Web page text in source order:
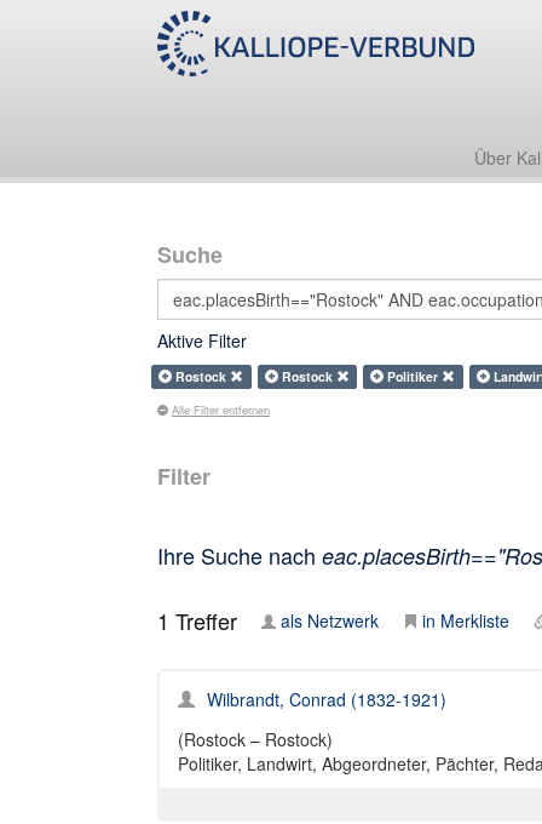
Über
Suche
Aktive Filter
Rostock Rostock Politiker
Alle Filter entfernen
Filter
Ihre Suche nach
1 Treffer als Netzwerk in Merkliste
Wilbrandt, Conrad (1832-1921)
(Rostock – Rostock)
Politiker, Landwirt, Abgeordneter, Pächter,